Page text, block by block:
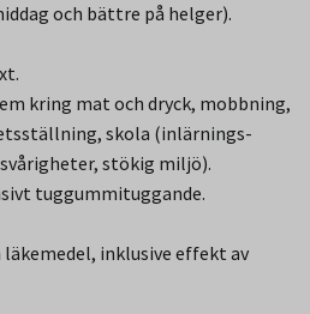
och bättre på helger).
kring mat och dryck, mobbning,
skola (inlärnings-
stökig miljö).
tuggummituggande.
läkemedel, inklusive effekt av